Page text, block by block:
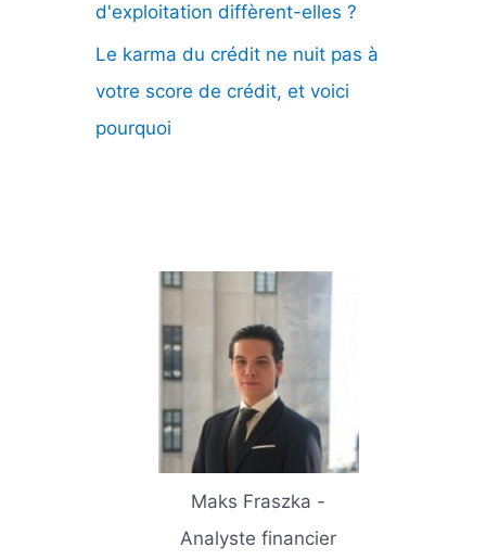
d'exploitation diffèrent-elles ?
Le karma du crédit ne nuit pas à
votre score de crédit, et voici
pourquoi
Maks Fraszka -
Analyste financier